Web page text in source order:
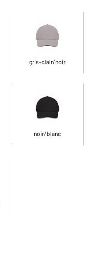
gris-clair/noir
noir/blanc